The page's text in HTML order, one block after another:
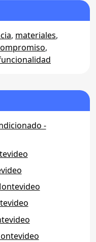
, materiales,
,
-